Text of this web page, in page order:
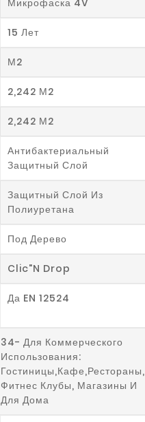
Микрофаска 4V
15 Лет
М2
2,242 М2
2,242 М2
Антибактериальный
Защитный Слой
Защитный Слой Из
Полиуретана
Под Дерево
Clic"n Drop
Да EN 12524
34- Для Коммерческого
Использования:
Гостиницы,кафе,рестораны,
Фитнес Клубы, Магазины И
Для Дома